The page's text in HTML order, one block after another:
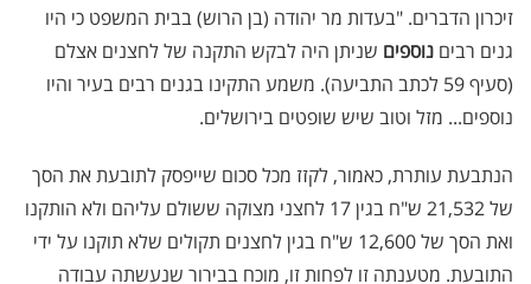
זיכרון הדברים. "בעדות מר יהודה (בן הרוש) בבית המשפט כי היו
גנים רבים נוספים שניתן היה לבקש התקנה של לחצנים אצלם
(סעיף 59 לכתב התביעה). משמע התקינו בגנים רבים בעיר והיו
נוספים... מזל וטוב שיש שופטים בירושלים.
הנתבעת עותרת, כאמור, לקזז מכל סכום שייפסק לתובעת את הסך
של 21,532 ש"ח בגין 17 לחצני מצוקה ששולם עליהם ולא הותקנו
ואת הסך של 12,600 ש"ח בגין לחצנים תקולים שלא תוקנו על ידי
התובעת. מטענתה זו לפחות זו, מוכח בבירור שנעשתה עבודה